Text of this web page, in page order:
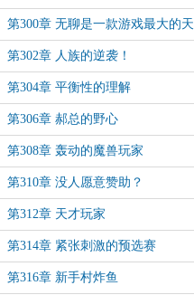
第300章 无聊是一款游戏最大的天
敌
第302章 人族的逆袭！
第304章 平衡性的理解
第306章 郝总的野心
第308章 轰动的魔兽玩家
第310章 没人愿意赞助？
第312章 天才玩家
第314章 紧张刺激的预选赛
第316章 新手村炸鱼